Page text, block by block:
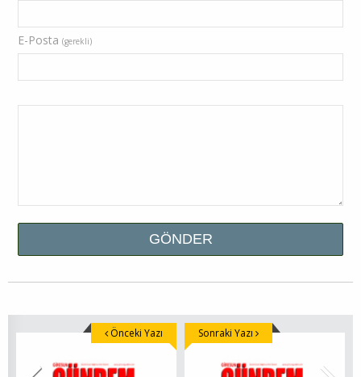
E-Posta (gerekli)
Önceki Yazı Sonraki Yazı